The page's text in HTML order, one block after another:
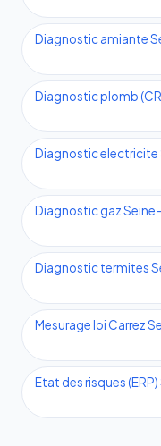
Diagnostic amiante
Diagnostic plomb
Diagnostic
Diagnostic gaz
Diagnostic termites
Mesurage loi Carrez
Etat des risques